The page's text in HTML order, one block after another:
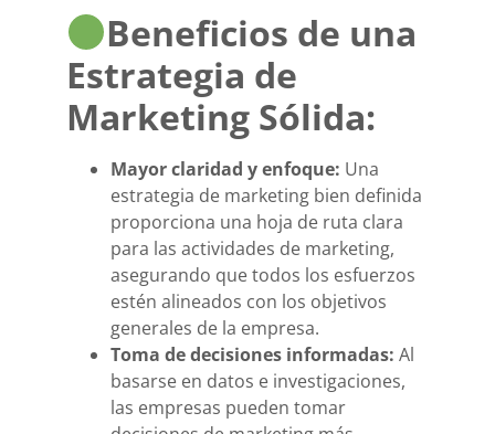
Beneficios de una
Estrategia de
Marketing Sólida:
Mayor claridad y enfoque: Una
estrategia de marketing bien definida
proporciona una hoja de ruta clara
para las actividades de marketing,
asegurando que todos los esfuerzos
estén alineados con los objetivos
generales de la empresa.
Toma de decisiones informadas: Al
basarse en datos e investigaciones,
las empresas pueden tomar